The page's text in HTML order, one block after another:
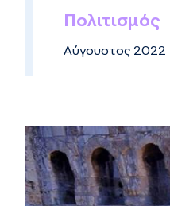
Πολιτισμός
Αύγουστος 2022